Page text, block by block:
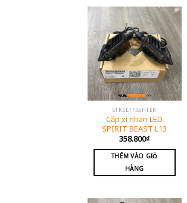
STREETFIGHTER
Cặp xi nhan LED
SPIRIT BEAST L13
358.800₫
THÊM VÀO GIỎ
HÀNG